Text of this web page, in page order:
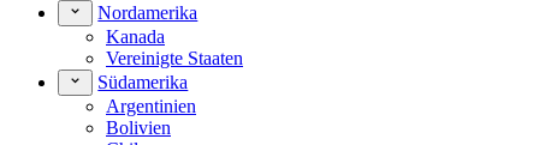
Nordamerika
Kanada
Vereinigte Staaten
Südamerika
Argentinien
Bolivien